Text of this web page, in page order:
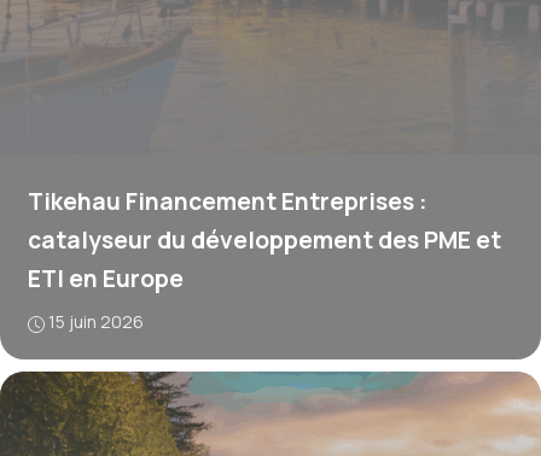
Tikehau Financement Entreprises :
catalyseur du développement des PME et
ETI en Europe
15 juin 2026